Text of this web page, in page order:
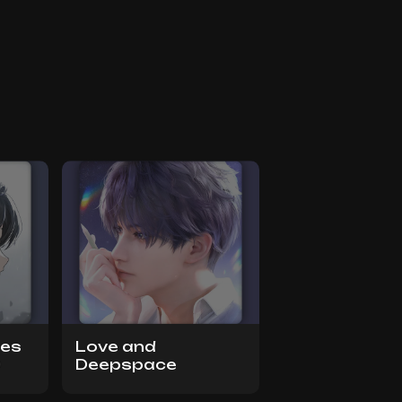
Love and
Deepspace